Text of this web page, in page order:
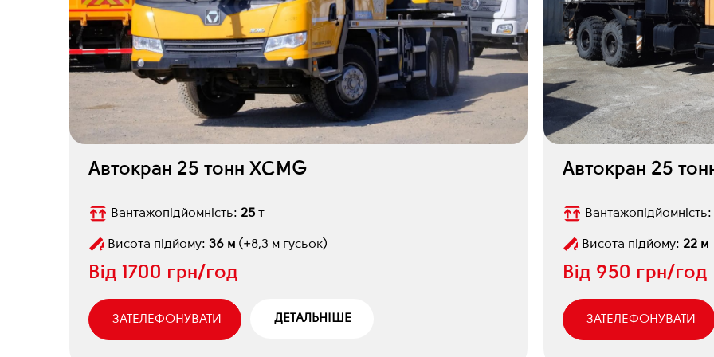
Автокран 25 тонн XCMG
Вантажопідйомність: 25 т
Висота підйому: 36 м (+8,3 м гусьок)
Від 1700 грн/год
ЗАТЕЛЕФОНУВАТИ ДЕТАЛЬНІШЕ
Автокран 25
Вантажопідйомність:
Висота підйому: 22 м
Від 950 грн/год
ЗАТЕЛЕФОНУВАТИ